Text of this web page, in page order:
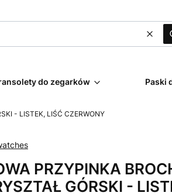
do zegarków Paski
- LISTEK, LIŚĆ CZERWONY
PRZYPINKA
GÓRSKI -